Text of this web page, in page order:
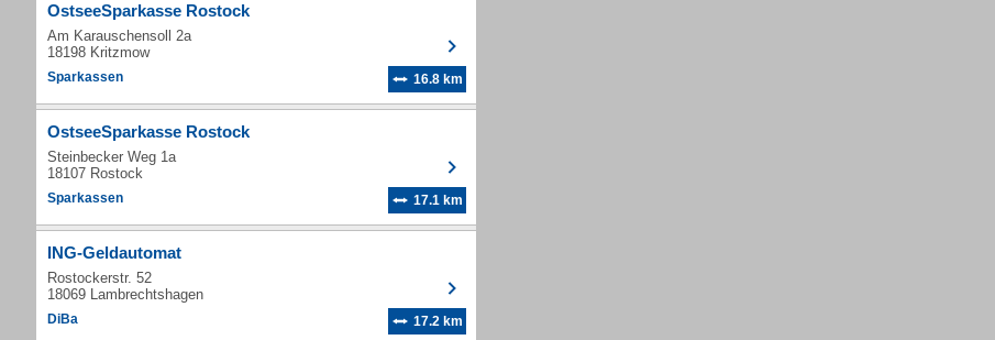
OstseeSparkasse Rostock
Am Karauschensoll 2a
18198 Kritzmow
Sparkassen 16.8 km
OstseeSparkasse Rostock
Steinbecker Weg 1a
18107 Rostock
Sparkassen 17.1 km
ING-Geldautomat
Rostockerstr. 52
18069 Lambrechtshagen
DiBa 17.2 km